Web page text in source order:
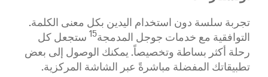
تجربة سلسة دون استخدام اليدين بكل معنى الكلمة.
التوافقية مع خدمات جوجل المدمجة15 ستجعل كل
رحلة أكثر بساطة وتخصيصاً. يمكنك الوصول إلى بعض
تطبيقاتك المفضلة مباشرةً عبر الشاشة المركزية.